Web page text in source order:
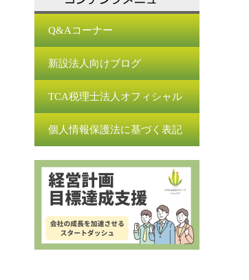
Q&Aコーナー
新設法人向けブログ
TCA税理士法人オフィシャル
個人情報保護法に基づく表記